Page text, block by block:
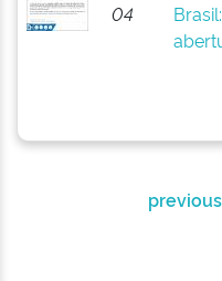
04
previous